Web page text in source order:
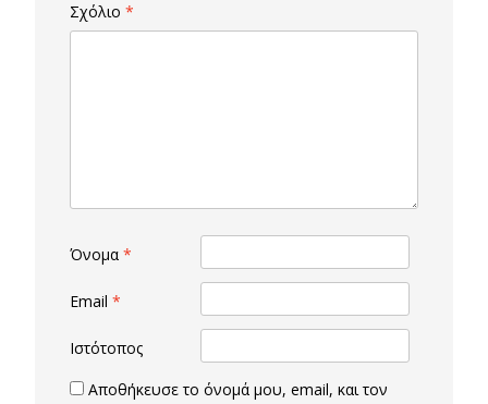
Σχόλιο *
Όνομα *
Email *
Ιστότοπος
Αποθήκευσε το όνομά μου, email, και τον